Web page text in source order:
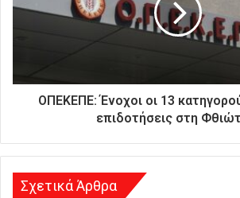
ς
σ
ΟΠΕΚΕΠΕ: Ένοχοι οι 13
επιδοτήσεις στη
Σχετικά Άρθρα